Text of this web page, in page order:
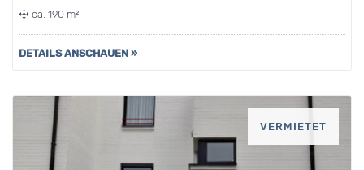
ca. 190 m²
DETAILS ANSCHAUEN »
VERMIETET